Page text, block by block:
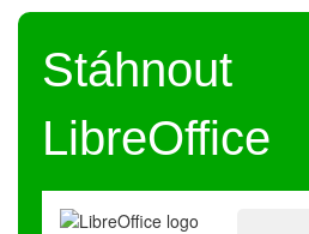
Stáhnout
LibreOffice